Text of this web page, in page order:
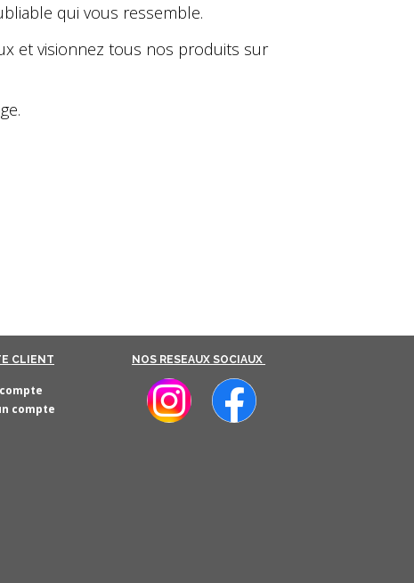
qui vous ressemble.
et visionnez tous nos produits sur
CLIENT
compte
NOS RESEAUX SOCIAUX